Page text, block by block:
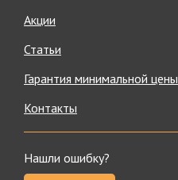
Акции
Статьи
Гарантия минимальной цены
Контакты
Нашли ошибку?